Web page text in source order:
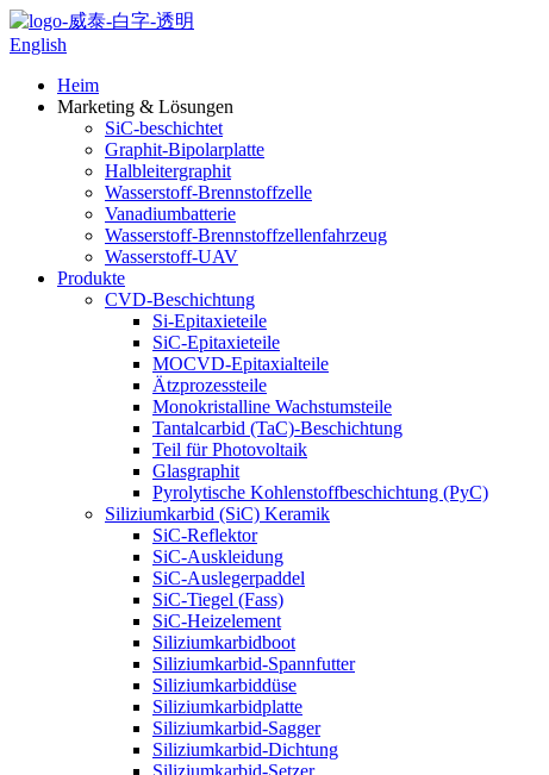
English
Heim
Marketing & Lösungen
SiC-beschichtet
Graphit-Bipolarplatte
Halbleitergraphit
Wasserstoff-Brennstoffzelle
Vanadiumbatterie
Wasserstoff-Brennstoffzellenfahrzeug
Wasserstoff-UAV
Produkte
CVD-Beschichtung
Si-Epitaxieteile
SiC-Epitaxieteile
MOCVD-Epitaxialteile
Ätzprozessteile
Monokristalline Wachstumsteile
Tantalcarbid (TaC)-Beschichtung
Teil für Photovoltaik
Glasgraphit
Pyrolytische Kohlenstoffbeschichtung (PyC)
Siliziumkarbid (SiC) Keramik
SiC-Reflektor
SiC-Auskleidung
SiC-Auslegerpaddel
SiC-Tiegel (Fass)
SiC-Heizelement
Siliziumkarbidboot
Siliziumkarbid-Spannfutter
Siliziumkarbiddüse
Siliziumkarbidplatte
Siliziumkarbid-Sagger
Siliziumkarbid-Dichtung
Siliziumkarbid-Setzer